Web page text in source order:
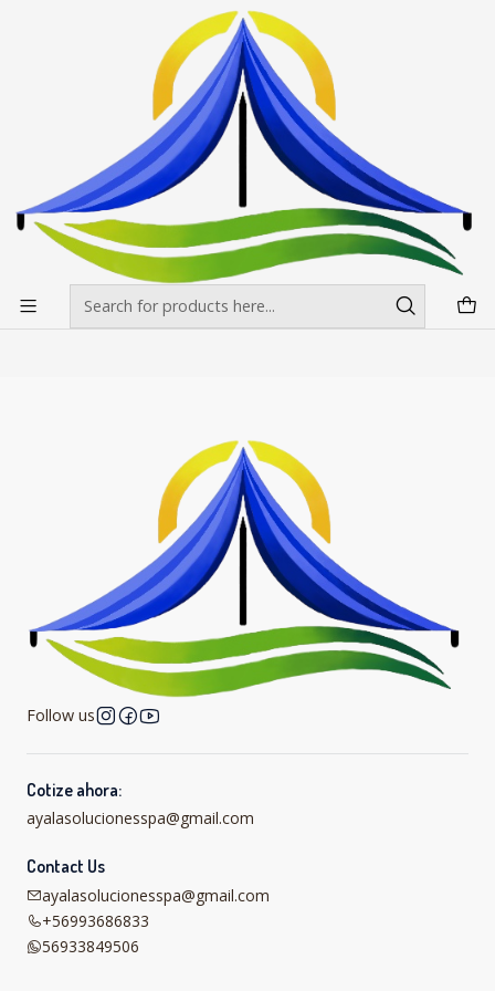
Envíos gratis desde $500.000 en Santiago
Banderas Publicitarias Gota
Gota
Bandera Gota Impresa
from $44.500 CLP
Follow us
Cotize ahora:
ayalasolucionesspa@gmail.com
Contact Us
ayalasolucionesspa@gmail.com
+56993686833
56933849506